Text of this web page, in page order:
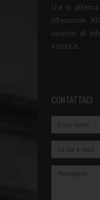
che si
riflessione.
servizio di
Adista.it.
CONTATTACI